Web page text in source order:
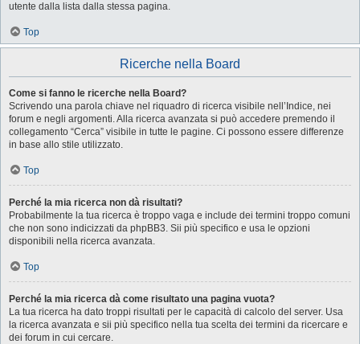
utente dalla lista dalla stessa pagina.
Top
Ricerche nella Board
Come si fanno le ricerche nella Board?
Scrivendo una parola chiave nel riquadro di ricerca visibile nell’Indice, nei
forum e negli argomenti. Alla ricerca avanzata si può accedere premendo il
collegamento “Cerca” visibile in tutte le pagine. Ci possono essere differenze
in base allo stile utilizzato.
Top
Perché la mia ricerca non dà risultati?
Probabilmente la tua ricerca è troppo vaga e include dei termini troppo comuni
che non sono indicizzati da phpBB3. Sii più specifico e usa le opzioni
disponibili nella ricerca avanzata.
Top
Perché la mia ricerca dà come risultato una pagina vuota?
La tua ricerca ha dato troppi risultati per le capacità di calcolo del server. Usa
la ricerca avanzata e sii più specifico nella tua scelta dei termini da ricercare e
dei forum in cui cercare.